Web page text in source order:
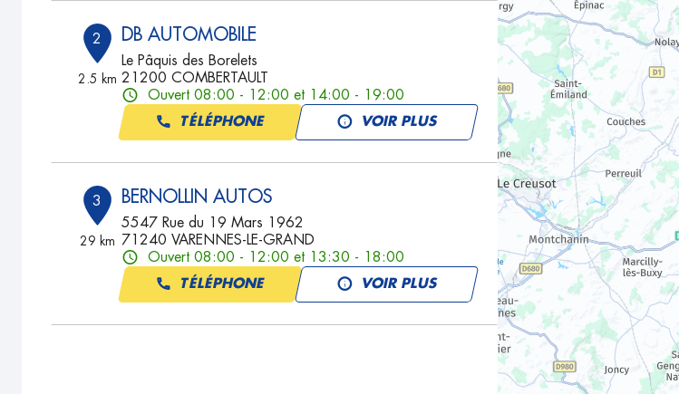
2
2.5 km
DB AUTOMOBILE
Le Pâquis des Borelets
21200 COMBERTAULT
Ouvert 08:00 - 12:00 et 14:00 - 19:00
TÉLÉPHONE VOIR PLUS
3
29 km
BERNOLLIN AUTOS
5547 Rue du 19 Mars 1962
71240 VARENNES-LE-GRAND
Ouvert 08:00 - 12:00 et 13:30 - 18:00
TÉLÉPHONE VOIR PLUS